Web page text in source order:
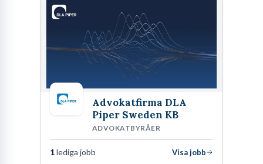
Sök jobb som C++ utvecklare: En
realistisk inblick i arbetsmarknaden
Efter femton år med kompileringstider och minneshantering som
min primära arbetsmiljö, har jag en tydlig bild av vad branschen
efterfrågar. Att navigera i techsektorn i dag kräver en pragmatisk
inställning till den egna kompetensen. När du fattar beslutet att
sök jobb som C++ utvecklare kliver du in i en del av branschen
högt. Det är ett område som inte påverkas nämnvärt av
Advokatfirma DLA
Piper Sweden KB
ADVOKATBYRÅER
1lediga jobb
Visa jobb